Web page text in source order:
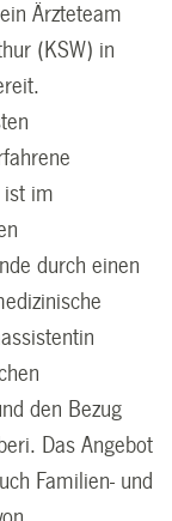
Ärzteteam
(KSW) in
ist im
durch einen
den Bezug
Das Angebot
Familien- und